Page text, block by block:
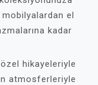
el
kadar
hikayeleriyle
atmosferleriyle